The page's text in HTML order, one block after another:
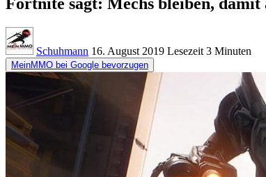
Schuhmann 16. August 2019 Lesezeit 3 Minuten
MeinMMO bei Google bevorzugen